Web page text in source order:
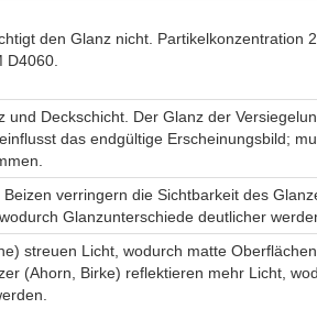
den Glanz nicht. Partikelkonzentration
D4060.
und Deckschicht. Der Glanz der
das endgültige Erscheinungsbild;
verringern die Sichtbarkeit des
Glanzunterschiede deutlicher
streuen Licht, wodurch matte
(Ahorn, Birke) reflektieren mehr Licht,